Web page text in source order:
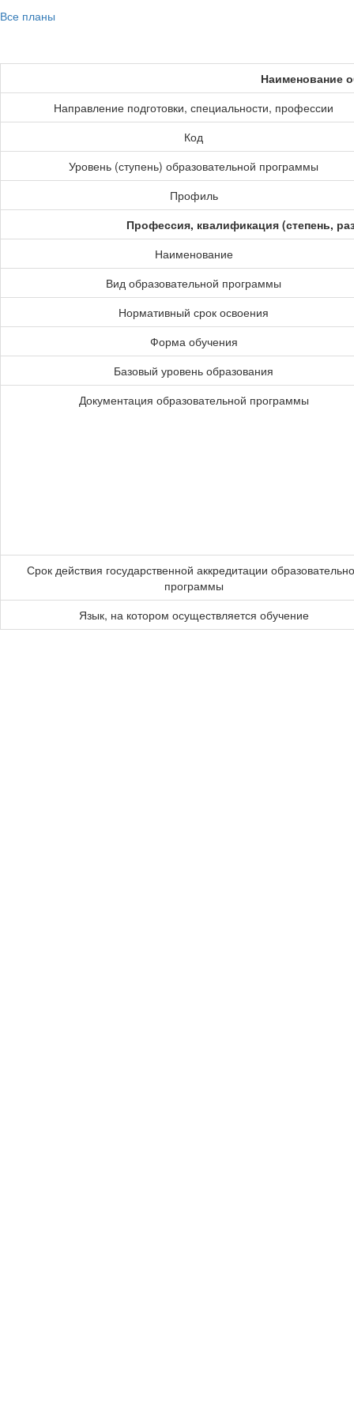
Все планы
Наименование
Направление подготовки, специальности, профессии
Код
Уровень (ступень) образовательной программы
Профиль
Профессия, квалификация (степень,
Наименование
Вид образовательной программы
Нормативный срок освоения
Форма обучения
Базовый уровень образования
Документация образовательной программы
Срок действия государственной аккредитации
программы
Язык, на котором осуществляется обучение